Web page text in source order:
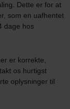
Dette er for at
som en uafhentet
dage hos
er korrekte,
os hurtigst
oplysninger til